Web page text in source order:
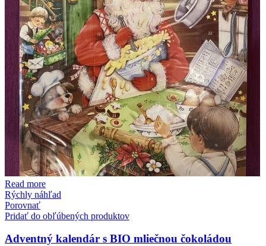
Read more
Rýchly náhľad
Porovnať
Pridať do obľúbených produktov
Adventný kalendár s BIO mliečnou čokoládou